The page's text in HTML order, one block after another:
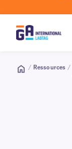
/ Ressources /